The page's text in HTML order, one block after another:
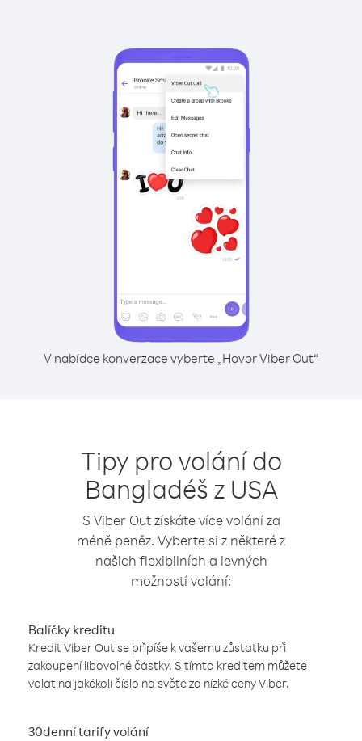
V nabídce konverzace vyberte „Hovor Viber Out“
Tipy pro volání do
Bangladéš z USA
S Viber Out získáte více volání za
méně peněz. Vyberte si z některé z
našich flexibilních a levných
možností volání:
Balíčky kreditu
Kredit Viber Out se připíše k vašemu zůstatku při
zakoupení libovolné částky. S tímto kreditem můžete
volat na jakékoli číslo na světe za nízké ceny Viber.
30denní tarify volání